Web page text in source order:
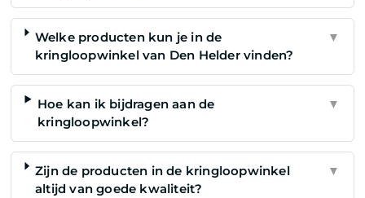
Welke producten kun je in de
kringloopwinkel van Den Helder vinden?
▼
Hoe kan ik bijdragen aan de
kringloopwinkel?
▼
Zijn de producten in de kringloopwinkel
altijd van goede kwaliteit?
▼